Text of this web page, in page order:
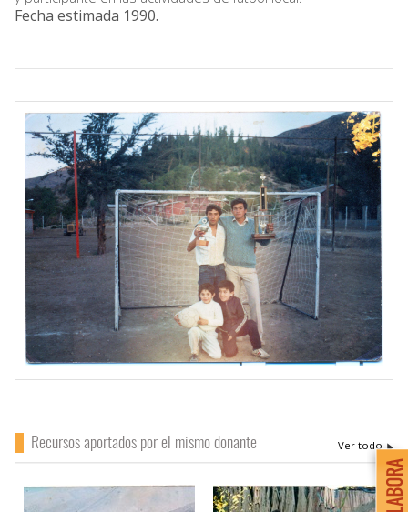
Fecha estimada 1990.
Recursos aportados por el mismo donante